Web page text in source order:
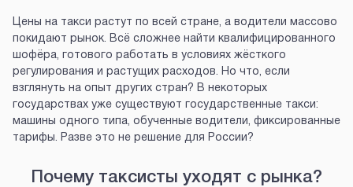
Цены на такси растут по всей стране, а водители массово
покидают рынок. Всё сложнее найти квалифицированного
шофёра, готового работать в условиях жёсткого
регулирования и растущих расходов. Но что, если
взглянуть на опыт других стран? В некоторых
государствах уже существуют государственные такси:
машины одного типа, обученные водители, фиксированные
тарифы. Разве это не решение для России?
Почему таксисты уходят с рынка?